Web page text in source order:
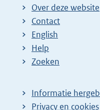
Over deze website
Contact
English
Help
Zoeken
Informatie
Privacy en cookies